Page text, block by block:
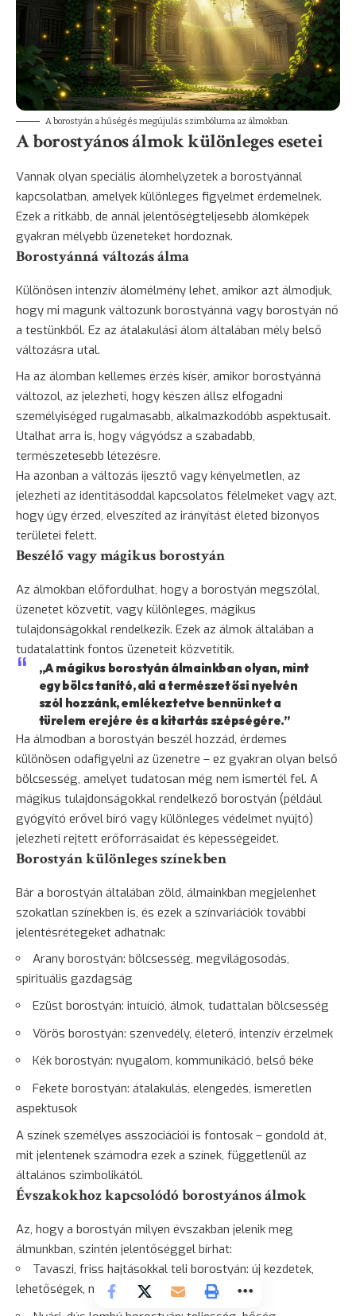
A borostyán a hűség és megújulás szimbóluma az álmokban.
A borostyános álmok különleges esetei
Vannak olyan speciális álomhelyzetek a borostyánnal
kapcsolatban, amelyek különleges figyelmet érdemelnek.
Ezek a ritkább, de annál jelentőségteljesebb álomképek
gyakran mélyebb üzeneteket hordoznak.
Borostyánná változás álma
Különösen intenzív álomélmény lehet, amikor azt álmodjuk,
hogy mi magunk változunk borostyánná vagy borostyán nő
a testünkből. Ez az átalakulási álom általában mély belső
változásra utal.
Ha az álomban kellemes érzés kísér, amikor borostyánná
változol, az jelezheti, hogy készen állsz elfogadni
személyiséged rugalmasabb, alkalmazkodóbb aspektusait.
Utalhat arra is, hogy vágyódsz a szabadabb,
természetesebb létezésre.
Ha azonban a változás ijesztő vagy kényelmetlen, az
jelezheti az identitásoddal kapcsolatos félelmeket vagy azt,
hogy úgy érzed, elveszíted az irányítást életed bizonyos
területei felett.
Beszélő vagy mágikus borostyán
Az álmokban előfordulhat, hogy a borostyán megszólal,
üzenetet közvetít, vagy különleges, mágikus
tulajdonságokkal rendelkezik. Ezek az álmok általában a
tudatalattink fontos üzeneteit közvetítik.
„A mágikus borostyán álmainkban olyan, mint
egy bölcs tanító, aki a természet ősi nyelvén
szól hozzánk, emlékeztetve bennünket a
türelem erejére és a kitartás szépségére.”
Ha álmodban a borostyán beszél hozzád, érdemes
különösen odafigyelni az üzenetre – ez gyakran olyan belső
bölcsesség, amelyet tudatosan még nem ismertél fel. A
mágikus tulajdonságokkal rendelkező borostyán (például
gyógyító erővel bíró vagy különleges védelmet nyújtó)
jelezheti rejtett erőforrásaidat és képességeidet.
Borostyán különleges színekben
Bár a borostyán általában zöld, álmainkban megjelenhet
szokatlan színekben is, és ezek a színvariációk további
jelentésrétegeket adhatnak:
Arany borostyán: bölcsesség, megvilágosodás,
spirituális gazdagság
Ezüst borostyán: intuíció, álmok, tudattalan bölcsesség
Vörös borostyán: szenvedély, életerő, intenzív érzelmek
Kék borostyán: nyugalom, kommunikáció, belső béke
Fekete borostyán: átalakulás, elengedés, ismeretlen
aspektusok
A színek személyes asszociációi is fontosak – gondold át,
mit jelentenek számodra ezek a színek, függetlenül az
általános szimbolikától.
Évszakokhoz kapcsolódó borostyános álmok
Az, hogy a borostyán milyen évszakban jelenik meg
álmunkban, szintén jelentőséggel bírhat:
Tavaszi, friss hajtásokkal teli borostyán: új kezdetek,
lehetőségek, növekedés